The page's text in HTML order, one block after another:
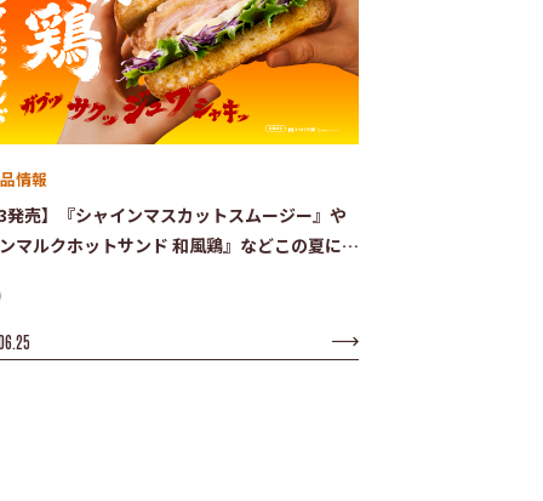
情報
発売】『シャインマスカットスムージー』や
マルクホットサンド 和風鶏』などこの夏にぴ